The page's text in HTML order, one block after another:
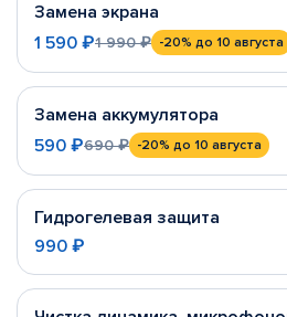
Замена экрана
1 590 ₽1 990 ₽ -20% до 10 августа
Замена аккумулятора
590 ₽690 ₽ -20% до 10 августа
Гидрогелевая защита
990 ₽